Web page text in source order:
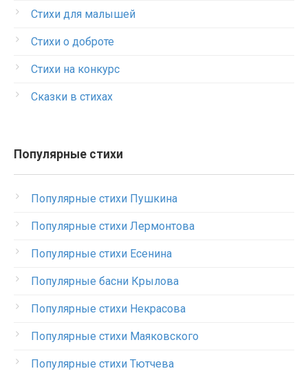
Стихи для малышей
Стихи о доброте
Стихи на конкурс
Сказки в стихах
Популярные стихи
Популярные стихи Пушкина
Популярные стихи Лермонтова
Популярные стихи Есенина
Популярные басни Крылова
Популярные стихи Некрасова
Популярные стихи Маяковского
Популярные стихи Тютчева